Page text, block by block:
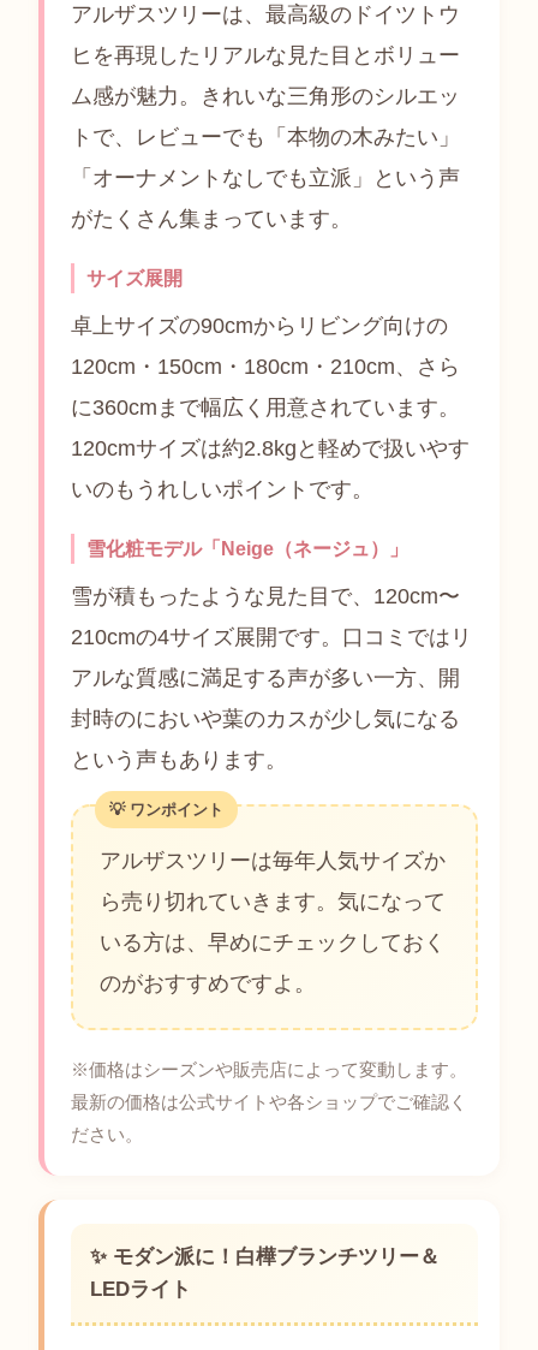
アルザスツリーは、最高級のドイツトウ
ヒを再現したリアルな見た目とボリュー
ム感が魅力。きれいな三角形のシルエッ
トで、レビューでも「本物の木みたい」
「オーナメントなしでも立派」という声
がたくさん集まっています。
サイズ展開
卓上サイズの90cmからリビング向けの
120cm・150cm・180cm・210cm、さら
に360cmまで幅広く用意されています。
120cmサイズは約2.8kgと軽めで扱いやす
いのもうれしいポイントです。
雪化粧モデル「Neige（ネージュ）」
雪が積もったような見た目で、120cm〜
210cmの4サイズ展開です。口コミではリ
アルな質感に満足する声が多い一方、開
封時のにおいや葉のカスが少し気になる
という声もあります。
アルザスツリーは毎年人気サイズか
ら売り切れていきます。気になって
いる方は、早めにチェックしておく
のがおすすめですよ。
※価格はシーズンや販売店によって変動します。
最新の価格は公式サイトや各ショップでご確認く
ださい。
✨ モダン派に！白樺ブランチツリー＆
LEDライト